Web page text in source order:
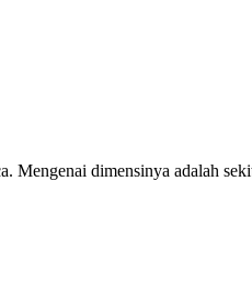
Mengenai dimensinya adalah